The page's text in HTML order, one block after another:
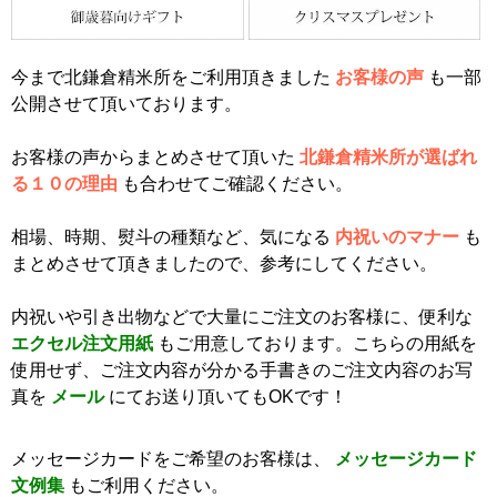
今まで北鎌倉精米所をご利用頂きました お客様の声 も一部
公開させて頂いております。
お客様の声からまとめさせて頂いた 北鎌倉精米所が選ばれ
る１０の理由 も合わせてご確認ください。
相場、時期、熨斗の種類など、気になる 内祝いのマナー も
まとめさせて頂きましたので、参考にしてください。
内祝いや引き出物などで大量にご注文のお客様に、便利な
エクセル注文用紙 もご用意しております。こちらの用紙を
使用せず、ご注文内容が分かる手書きのご注文内容のお写
真を メール にてお送り頂いてもOKです！
メッセージカードをご希望のお客様は、
メッセージカード
文例集 もご利用ください。